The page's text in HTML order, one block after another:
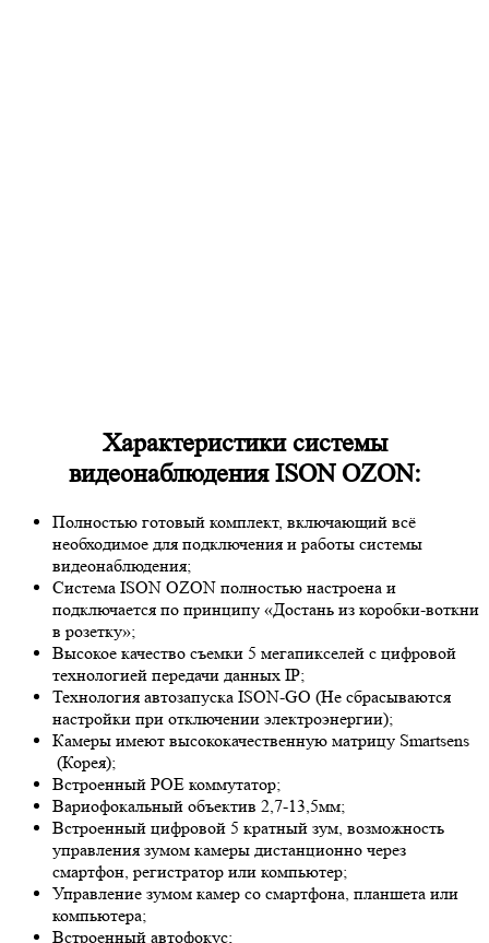
Характеристики системы
видеонаблюдения ISON OZON:
Полностью готовый комплект, включающий всё
необходимое для подключения и работы системы
видеонаблюдения;
Система ISON OZON полностью настроена и
подключается по принципу «Достань из коробки-воткни
в розетку»;
Высокое качество съемки 5 мегапикселей с цифровой
технологией передачи данных IP;
Технология автозапуска ISON-GO (Не сбрасываются
настройки при отключении электроэнергии);
Камеры имеют высококачественную матрицу Smartsens
(Корея);
Встроенный POE коммутатор;
Вариофокальный объектив 2,7-13,5мм;
Встроенный цифровой 5 кратный зум, возможность
управления зумом камеры дистанционно через
смартфон, регистратор или компьютер;
Управление зумом камер со смартфона, планшета или
компьютера;
Встроенный автофокус;